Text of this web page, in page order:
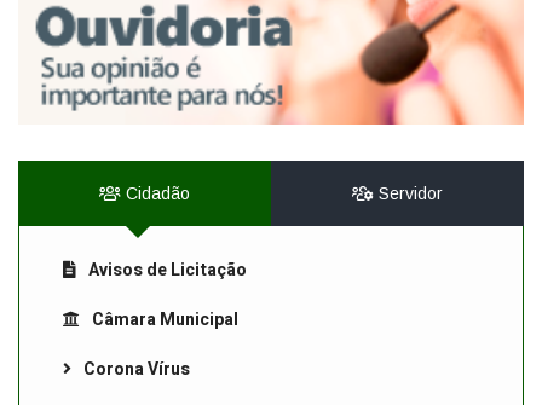
Cidadão Servidor
Avisos de Licitação
Câmara Municipal
Corona Vírus